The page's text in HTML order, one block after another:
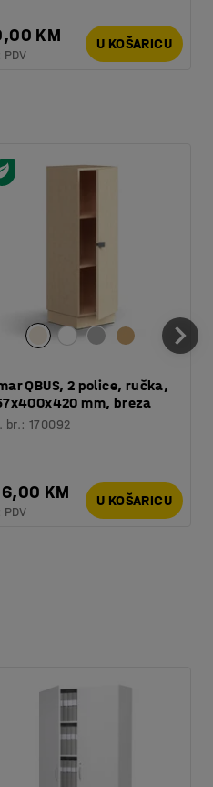
KM
PDV
U KOŠARICU
QBUS, 2 police, ručka,
mm, breza
br.:170092
KM
PDV
U KOŠARICU